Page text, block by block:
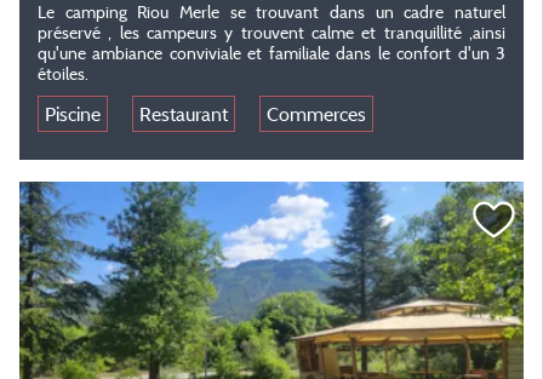
Le camping Riou Merle se trouvant dans un cadre naturel
préservé , les campeurs y trouvent calme et tranquillité ,ainsi
qu'une ambiance conviviale et familiale dans le confort d'un 3
étoiles.
Piscine Restaurant Commerces